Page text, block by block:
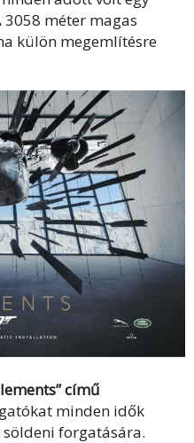
3058 méter magas
külön megemlítésre
című
minden idők
forgatására.